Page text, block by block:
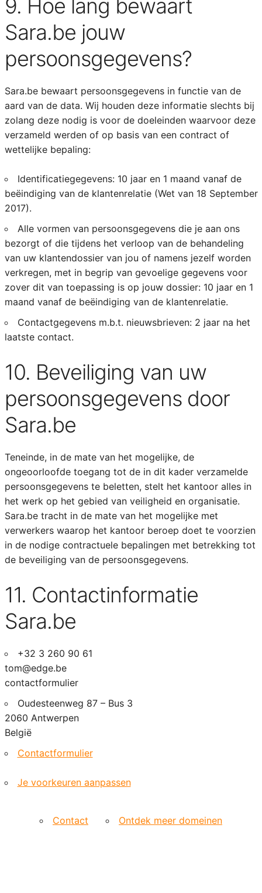
9. Hoe lang bewaart
Sara.be jouw
persoonsgegevens?
Sara.be bewaart persoonsgegevens in functie van de
aard van de data. Wij houden deze informatie slechts bij
zolang deze nodig is voor de doeleinden waarvoor deze
verzameld werden of op basis van een contract of
wettelijke bepaling:
Identificatiegegevens: 10 jaar en 1 maand vanaf de
beëindiging van de klantenrelatie (Wet van 18 September
2017).
Alle vormen van persoonsgegevens die je aan ons
bezorgt of die tijdens het verloop van de behandeling
van uw klantendossier van jou of namens jezelf worden
verkregen, met in begrip van gevoelige gegevens voor
zover dit van toepassing is op jouw dossier: 10 jaar en 1
maand vanaf de beëindiging van de klantenrelatie.
Contactgegevens m.b.t. nieuwsbrieven: 2 jaar na het
laatste contact.
10. Beveiliging van uw
persoonsgegevens door
Sara.be
Teneinde, in de mate van het mogelijke, de
ongeoorloofde toegang tot de in dit kader verzamelde
persoonsgegevens te beletten, stelt het kantoor alles in
het werk op het gebied van veiligheid en organisatie.
Sara.be tracht in de mate van het mogelijke met
verwerkers waarop het kantoor beroep doet te voorzien
in de nodige contractuele bepalingen met betrekking tot
de beveiliging van de persoonsgegevens.
11. Contactinformatie
Sara.be
+32 3 260 90 61
tom@edge.be
contactformulier
Oudesteenweg 87 – Bus 3
2060 Antwerpen
België
Contactformulier
Je voorkeuren aanpassen
Contact Ontdek meer domeinen